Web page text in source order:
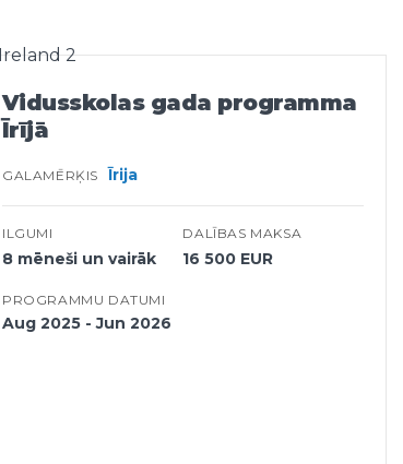
Vidusskolas gada programma
Īrījā
GALAMĒRĶIS Īrija
ILGUMI
8 mēneši un vairāk
DALĪBAS MAKSA
16 500 EUR
PROGRAMMU DATUMI
Aug 2025 - Jun 2026